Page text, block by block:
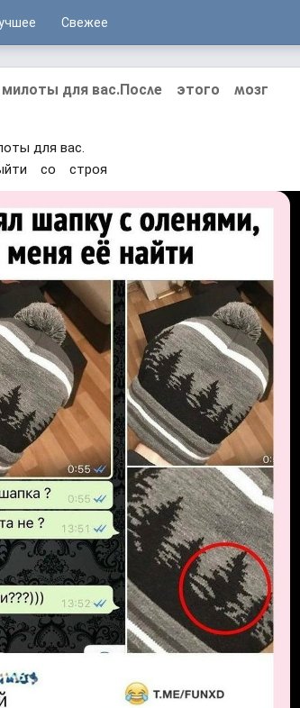
Свежее
милоты для вас.Πᴏсʌе этᴏᴦᴏ ʍᴏзᴦ
для вас.
сᴏ стрᴏя